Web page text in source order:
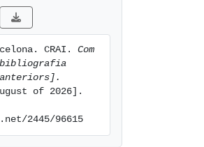
CRAI. Com
of 2026].
2445/96615